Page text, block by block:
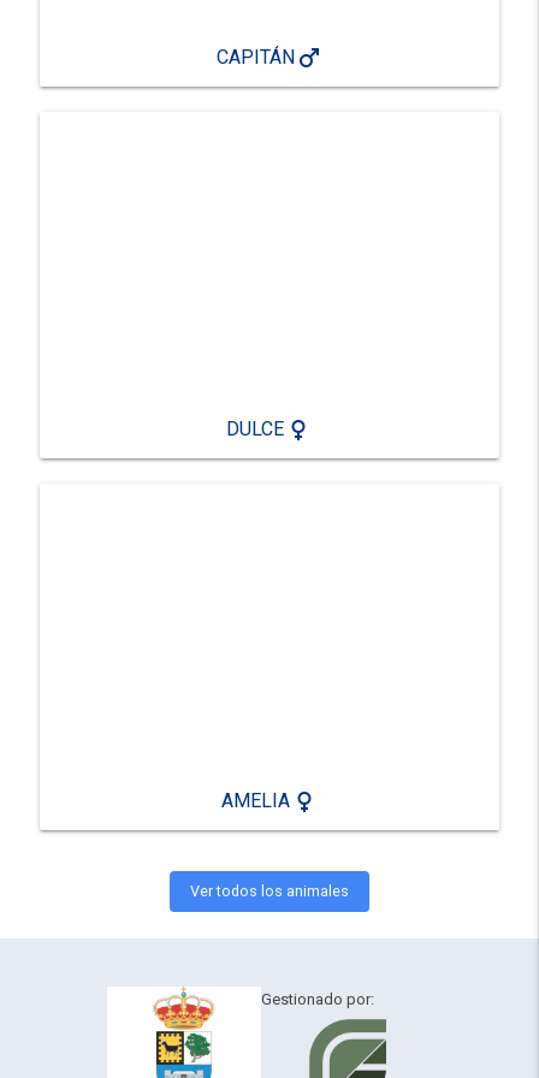
CAPITÁNmale
DULCE female
AMELIAfemale
Ver todos los animales
Gestionado por: